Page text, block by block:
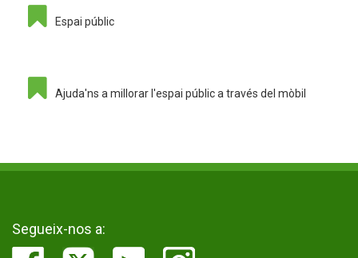
Espai públic
Ajuda'ns a millorar l'espai públic a través del mòbil
Segueix-nos a: